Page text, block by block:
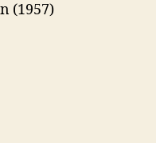
(1957)